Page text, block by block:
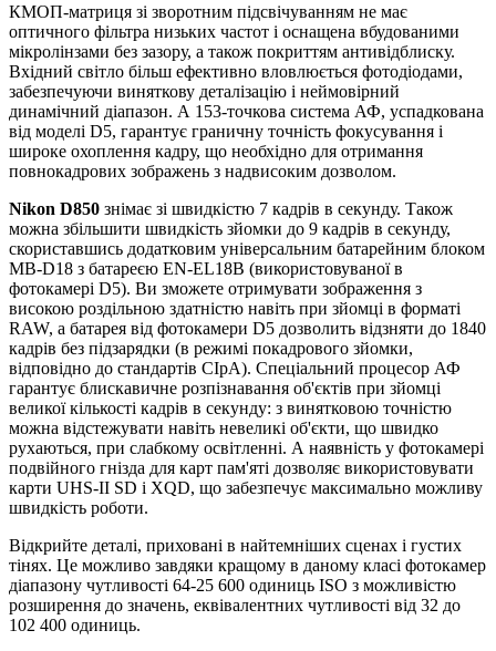
КМОП-матриця зі зворотним підсвічуванням не має
оптичного фільтра низьких частот і оснащена вбудованими
мікролінзами без зазору, а також покриттям антивідблиску.
Вхідний світло більш ефективно вловлюється фотодіодами,
забезпечуючи виняткову деталізацію і неймовірний
динамічний діапазон. А 153-точкова система АФ, успадкована
від моделі D5, гарантує граничну точність фокусування і
широке охоплення кадру, що необхідно для отримання
повнокадрових зображень з надвисоким дозволом.
Nikon D850 знімає зі швидкістю 7 кадрів в секунду. Також
можна збільшити швидкість зйомки до 9 кадрів в секунду,
скориставшись додатковим універсальним батарейним блоком
MB-D18 з батареєю EN-EL18B (використовуваної в
фотокамері D5). Ви зможете отримувати зображення з
високою роздільною здатністю навіть при зйомці в форматі
RAW, а батарея від фотокамери D5 дозволить відзняти до 1840
кадрів без підзарядки (в режимі покадрового зйомки,
відповідно до стандартів CIpA). Спеціальний процесор АФ
гарантує блискавичне розпізнавання об'єктів при зйомці
великої кількості кадрів в секунду: з винятковою точністю
можна відстежувати навіть невеликі об'єкти, що швидко
рухаються, при слабкому освітленні. А наявність у фотокамері
подвійного гнізда для карт пам'яті дозволяє використовувати
карти UHS-II SD і XQD, що забезпечує максимально можливу
швидкість роботи.
Відкрийте деталі, приховані в найтемніших сценах і густих
тінях. Це можливо завдяки кращому в даному класі фотокамер
діапазону чутливості 64-25 600 одиниць ISO з можливістю
розширення до значень, еквівалентних чутливості від 32 до
102 400 одиниць.